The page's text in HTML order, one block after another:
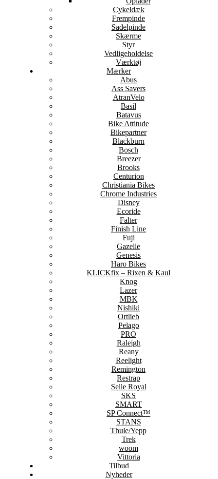
Cykeldæk
Frempinde
Sadelpinde
Skærme
Styr
Vedligeholdelse
Værktøj
Mærker
Abus
Ass Savers
AtranVelo
Basil
Batavus
Bike Attitude
Bikepartner
Blackburn
Bosch
Breezer
Brooks
Centurion
Christiania Bikes
Chrome Industries
Disney
Ecoride
Falter
Finish Line
Fuji
Gazelle
Genesis
Haro Bikes
KLICKfix – Rixen & Kaul
Knog
Lazer
MBK
Nishiki
Ortlieb
Pelago
PRO
Raleigh
Reany
Reelight
Remington
Restrap
Selle Royal
SKS
SMART
SP Connect™
STANS
Thule/Yepp
Trek
woom
Vittoria
Tilbud
Nyheder